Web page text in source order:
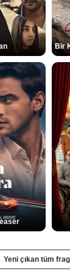
Yeni çıkan tüm